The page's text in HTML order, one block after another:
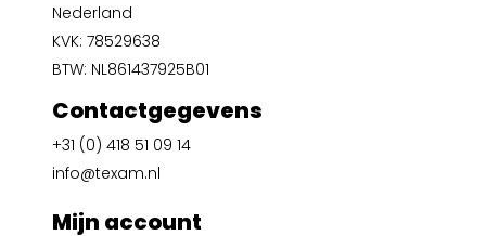
Nederland
KVK: 78529638
BTW: NL861437925B01
Contactgegevens
+31 (0) 418 51 09 14
info@texam.nl
Mijn account